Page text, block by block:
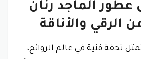
الماجد رنان
الرقي والأناقة
تحفة فنية في عالم الروائح،